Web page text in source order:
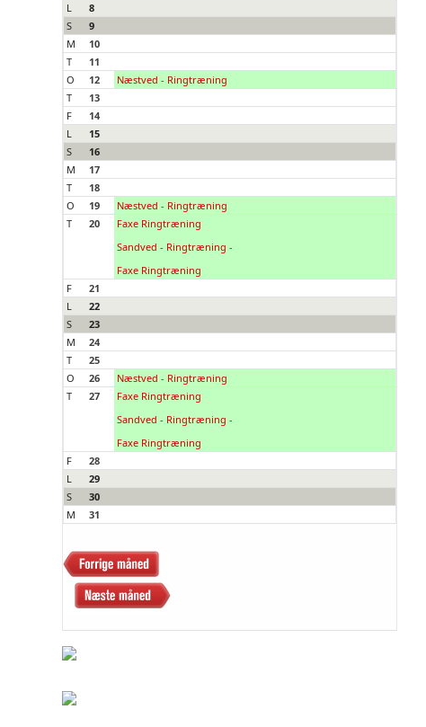
L
8
S
9
M
10
T
11
O
12
Næstved - Ringtræning
T
13
F
14
L
15
S
16
M
17
T
18
O
19
Næstved - Ringtræning
T
20
Faxe Ringtræning
Sandved - Ringtræning -
Faxe Ringtræning
F
21
L
22
S
23
M
24
T
25
O
26
Næstved - Ringtræning
T
27
Faxe Ringtræning
Sandved - Ringtræning -
Faxe Ringtræning
F
28
L
29
S
30
M
31